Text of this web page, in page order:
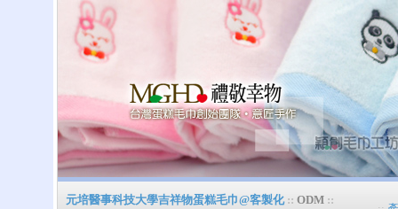
元培醫事科技大學吉祥物蛋糕毛巾@客製化 :: ODM ::